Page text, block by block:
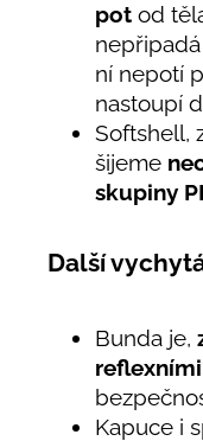
pot od
ní nepotí
nastoupí
Softshell,
šijeme
skupiny
Další
Bunda je,
Kapuce i